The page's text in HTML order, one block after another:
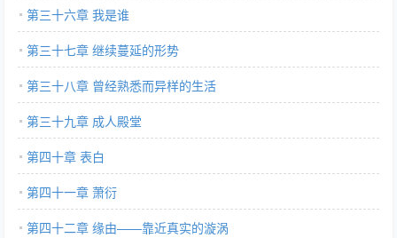
第三十六章 我是谁
第三十七章 继续蔓延的形势
第三十八章 曾经熟悉而异样的生活
第三十九章 成人殿堂
第四十章 表白
第四十一章 萧衍
第四十二章 缘由——靠近真实的漩涡